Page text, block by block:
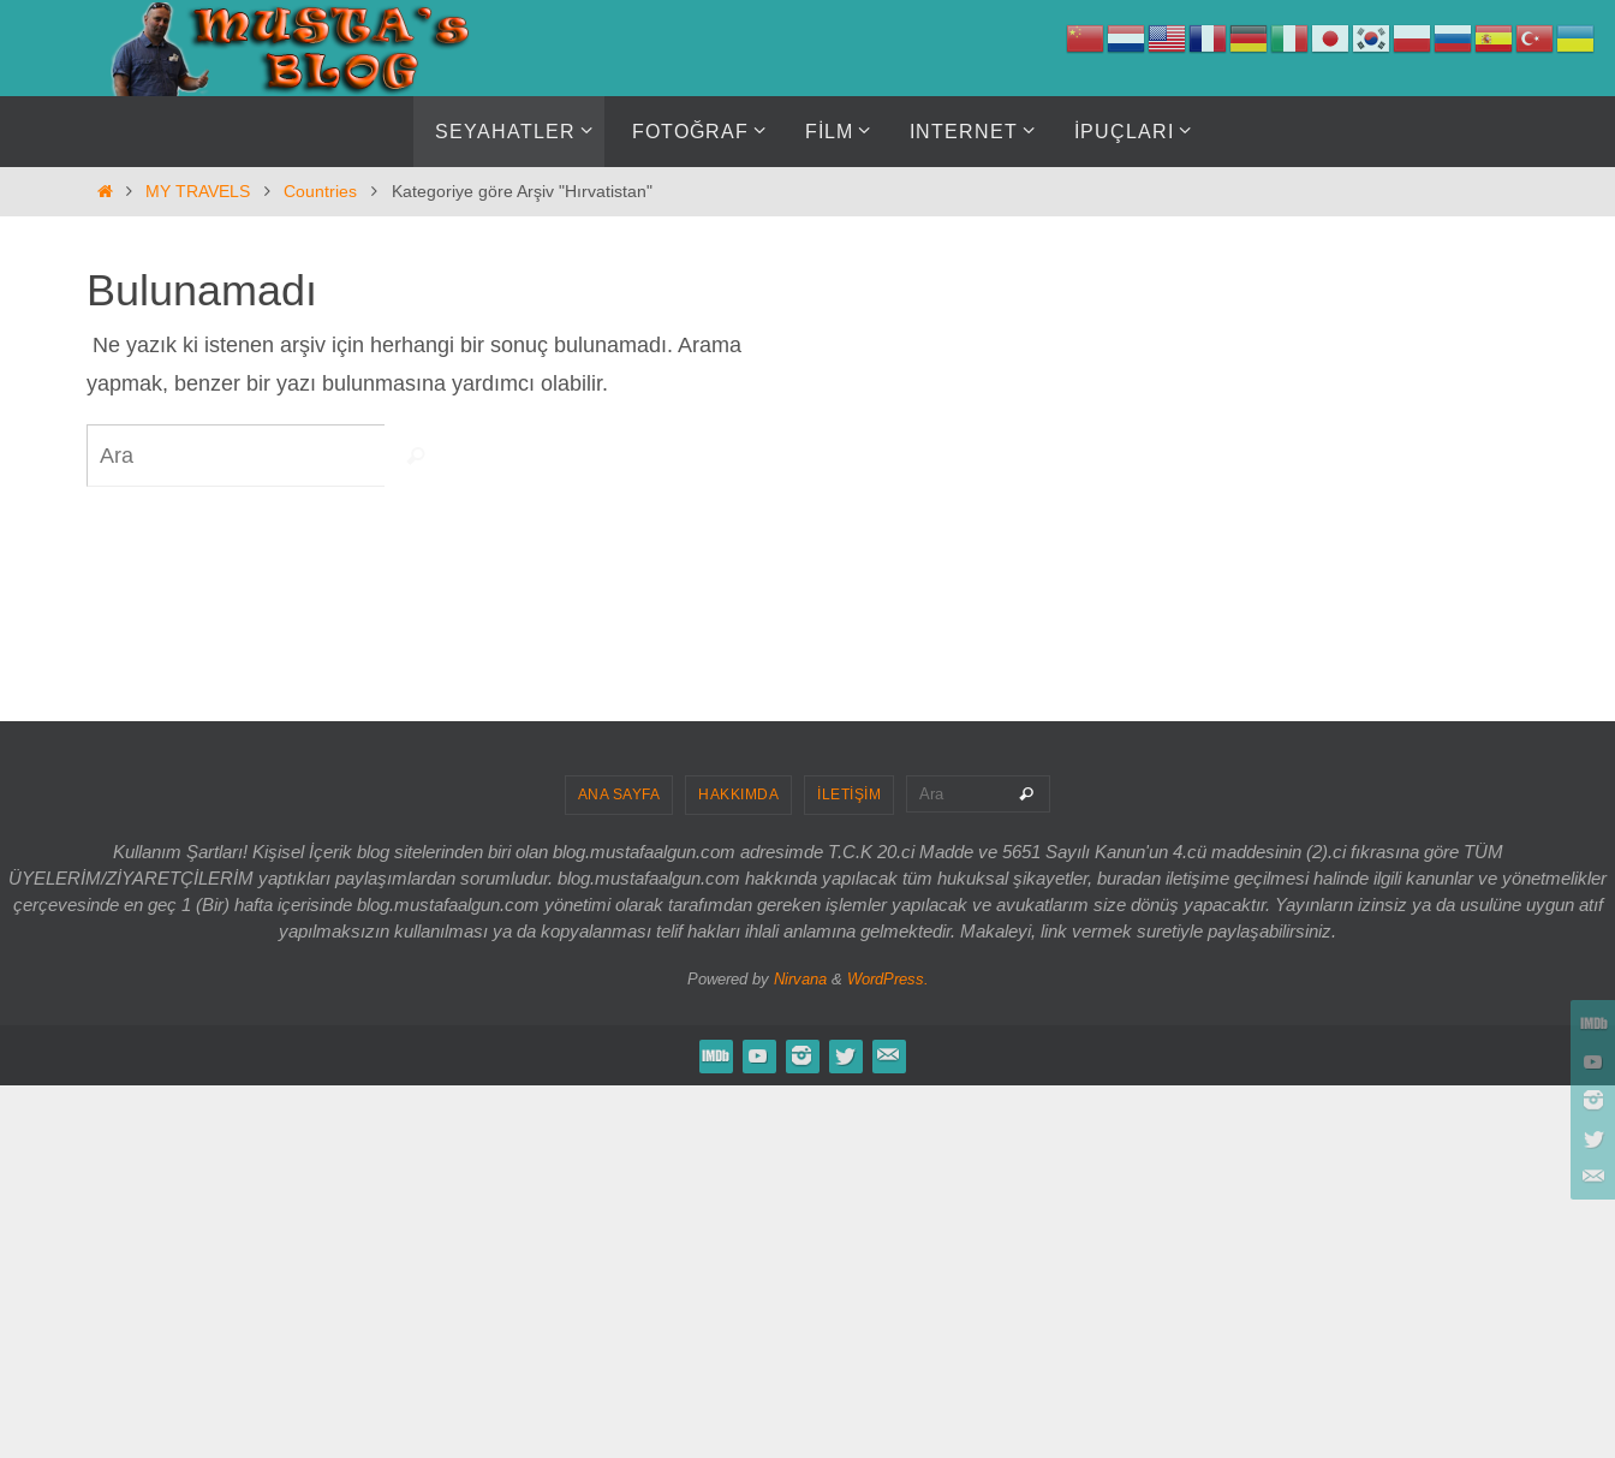
SEYAHATLER FOTOĞRAF FİLM INTERNET İPUÇLARI
HomeMY TRAVELS Countries Kategoriye göre Arşiv "Hırvatistan"
Bulunamadı
Ne yazık ki istenen arşiv için herhangi bir sonuç bulunamadı. Arama
yapmak, benzer bir yazı bulunmasına yardımcı olabilir.
ANA SAYFA HAKKIMDA İLETİŞİM Ara
Kullanım Şartları! Kişisel İçerik blog sitelerinden biri olan blog.mustafaalgun.com adresimde T.C.K 20.ci Madde ve 5651 Sayılı Kanun'un 4.cü maddesinin (2).ci fıkrasına göre TÜM
ÜYELERİM/ZİYARETÇİLERİM yaptıkları paylaşımlardan sorumludur. blog.mustafaalgun.com hakkında yapılacak tüm hukuksal şikayetler, buradan iletişime geçilmesi halinde ilgili kanunlar ve yönetmelikler
çerçevesinde en geç 1 (Bir) hafta içerisinde blog.mustafaalgun.com yönetimi olarak tarafımdan gereken işlemler yapılacak ve avukatlarım size dönüş yapacaktır. Yayınların izinsiz ya da usulüne uygun atıf
yapılmaksızın kullanılması ya da kopyalanması telif hakları ihlali anlamına gelmektedir. Makaleyi, link vermek suretiyle paylaşabilirsiniz.
Powered by Nirvana& WordPress.